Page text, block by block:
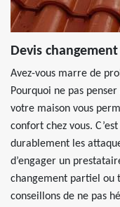
Devis
Avez-vous marre de
Pourquoi ne pas
votre maison vous
confort chez vous.
durablement les
d’engager un
changement partiel ou
conseillons de ne pas